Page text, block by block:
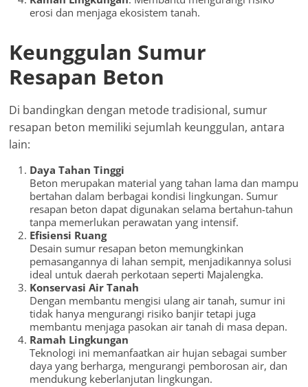
erosi dan menjaga ekosistem tanah.
Keunggulan Sumur
Resapan Beton
Di bandingkan dengan metode tradisional, sumur
resapan beton memiliki sejumlah keunggulan, antara
lain:
Daya Tahan Tinggi
Beton merupakan material yang tahan lama dan mampu
bertahan dalam berbagai kondisi lingkungan. Sumur
resapan beton dapat digunakan selama bertahun-tahun
tanpa memerlukan perawatan yang intensif.
Efisiensi Ruang
Desain sumur resapan beton memungkinkan
pemasangannya di lahan sempit, menjadikannya solusi
ideal untuk daerah perkotaan seperti Majalengka.
Konservasi Air Tanah
Dengan membantu mengisi ulang air tanah, sumur ini
tidak hanya mengurangi risiko banjir tetapi juga
membantu menjaga pasokan air tanah di masa depan.
Ramah Lingkungan
Teknologi ini memanfaatkan air hujan sebagai sumber
daya yang berharga, mengurangi pemborosan air, dan
mendukung keberlanjutan lingkungan.